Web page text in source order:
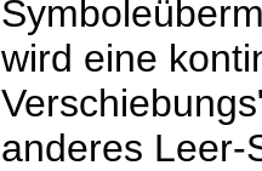
wird eine
anderes Leer-